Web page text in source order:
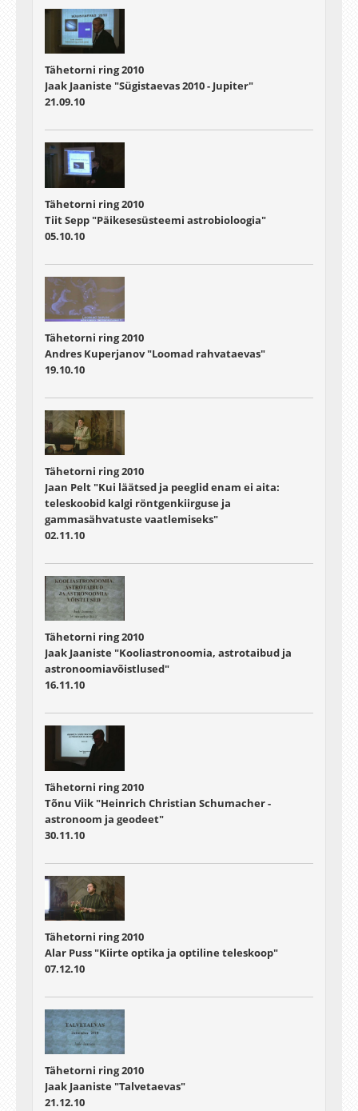
Tähetorni ring 2010
Jaak Jaaniste "Sügistaevas 2010 - Jupiter"
21.09.10
Tähetorni ring 2010
Tiit Sepp "Päikesesüsteemi astrobioloogia"
05.10.10
Tähetorni ring 2010
Andres Kuperjanov "Loomad rahvataevas"
19.10.10
Tähetorni ring 2010
Jaan Pelt "Kui läätsed ja peeglid enam ei aita:
teleskoobid kalgi röntgenkiirguse ja
gammasähvatuste vaatlemiseks"
02.11.10
Tähetorni ring 2010
Jaak Jaaniste "Kooliastronoomia, astrotaibud ja
astronoomiavõistlused"
16.11.10
Tähetorni ring 2010
Tõnu Viik "Heinrich Christian Schumacher -
astronoom ja geodeet"
30.11.10
Tähetorni ring 2010
Alar Puss "Kiirte optika ja optiline teleskoop"
07.12.10
Tähetorni ring 2010
Jaak Jaaniste "Talvetaevas"
21.12.10